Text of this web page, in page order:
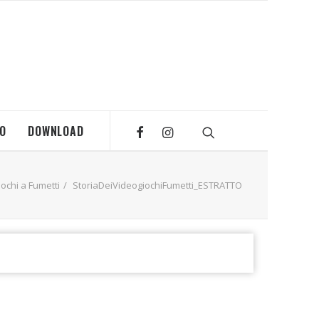
DOWNLOAD
a Fumetti StoriaDeiVideogiochiFumetti_ESTRATTO